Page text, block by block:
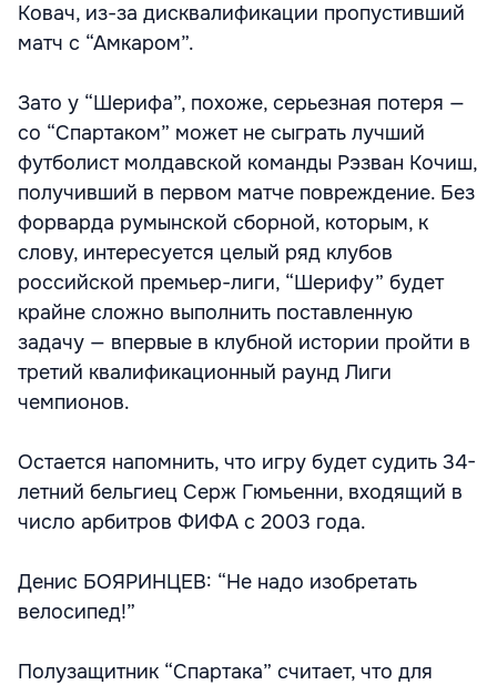
Ковач, из-за дисквалификации пропустивший
матч с “Амкаром”.
Зато у “Шерифа”, похоже, серьезная потеря —
со “Спартаком” может не сыграть лучший
футболист молдавской команды Рэзван Кочиш,
получивший в первом матче повреждение. Без
форварда румынской сборной, которым, к
слову, интересуется целый ряд клубов
российской премьер-лиги, “Шерифу” будет
крайне сложно выполнить поставленную
задачу — впервые в клубной истории пройти в
третий квалификационный раунд Лиги
чемпионов.
Остается напомнить, что игру будет судить 34-
летний бельгиец Серж Гюмьенни, входящий в
число арбитров ФИФА с 2003 года.
Денис БОЯРИНЦЕВ: “Не надо изобретать
велосипед!”
Полузащитник “Спартака” считает, что для